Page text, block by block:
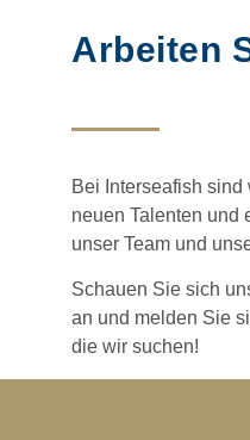
Arbeiten
Bei Interseafish
neuen Talenten und
unser Team und
Schauen Sie sich
an und melden Sie
die wir suchen!